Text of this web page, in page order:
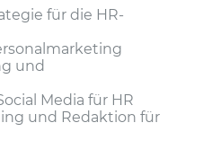
für die HR-
und
Media für HR
und Redaktion für